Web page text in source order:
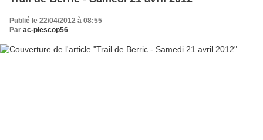
Publié le 22/04/2012 à 08:55
Par ac-plescop56